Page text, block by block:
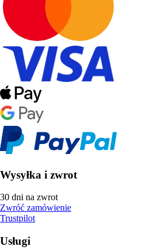
Wysyłka i zwrot
30 dni na zwrot
Zwróć zamówienie
Trustpilot
Usługi